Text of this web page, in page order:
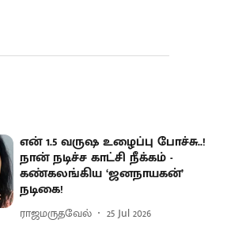
என் 1.5 வருஷ உழைப்பு போச்சு..!
நான் நடிச்ச காட்சி நீக்கம் -
கண்கலங்கிய ‘ஜனநாயகன்’
நடிகை!
ராஜமருதவேல் 25 Jul 2026